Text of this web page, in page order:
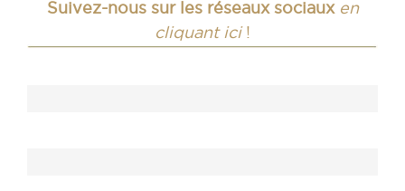
Suivez-nous sur les réseaux sociaux en
cliquant ici!